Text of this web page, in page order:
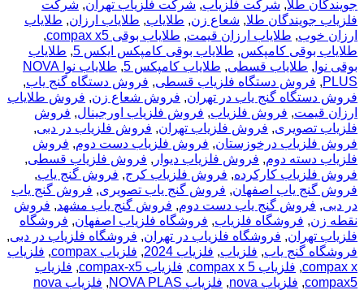
جویندگان طلا, شرکت فلزیاب, شرکت فلزیاب تهران, شرکت
فلزیاب جویندگان طلا, شعاع زن, طلایاب, طلایاب ارزان, طلایاب
ارزان خوب, طلایاب ارزان قیمت, طلایاب بوقی compax x5
,
طلایاب بوقی کامپکس, طلایاب بوقی کامپکس ایکس 5 , طلایاب
بوقی نوا , طلایاب قسطی, طلایاب کامپکس 5 ,
طلایاب نوا NOVA
PLUS
, فروش دستگاه فلزیاب قسطی, فروش دستگاه گنج یاب,
فروش دستگاه گنج یاب در تهران, فروش شعاع زن, فروش طلایاب
ارزان قیمت, فروش فلزیاب, فروش فلزیاب اورجینال, فروش
فلزیاب تصویری, فروش فلزیاب تهران, فروش فلزیاب در دبی,
فروش فلزیاب درخوزستان, فروش فلزیاب دست دوم, فروش
فلزیاب دسته دوم, فروش فلزیاب دیوار , فروش فلزیاب قسطی,
فروش فلزیاب کارکرده, فروش فلزیاب کرج, فروش گنج یاب,
فروش گنج یاب اصفهان, فروش گنج یاب تصویری, فروش گنج یاب
در دبی, فروش گنج یاب دست دوم, فروش گنج یاب مشهد, فروش
نقطه زن, فروشگاه فلزیاب, فروشگاه فلزیاب اصفهان, فروشگاه
فلزیاب تهران, فروشگاه فلزیاب در تهران, فروشگاه فلزیاب در دبی,
فروشگاه گنج یاب, فلزیاب, فلزیاب 2024 , فلزیاب compax , فلزیاب
compax x
, فلزیاب compax x 5 , فلزیاب compax-x5 , فلزیاب
compax5
, فلزیاب nova , فلزیاب NOVA PLAS ,
فلزیاب nova